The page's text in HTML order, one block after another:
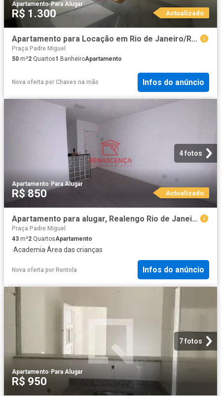
Apartamento·Para Alugar
R$ 1.300 Actualizado
Apartamento para Locação em Rio de Janeiro/RJ Realengo 2 Quartos
Praça Padre Miguel
50 m²2 Quartos1 BanheiroApartamento
Nova oferta por Chaves na mão Infos do anúncio
4 fotos
Apartamento· Para Alugar
R$ 850 Actualizado
Apartamento para alugar, Realengo Rio de Janeiro/RJ
Praça Padre Miguel
43 m²2 QuartosApartamento
·Academia·Área das crianças
Nova oferta por Rentola Infos do anúncio
7 fotos
Apartamento·Para Alugar
R$ 950